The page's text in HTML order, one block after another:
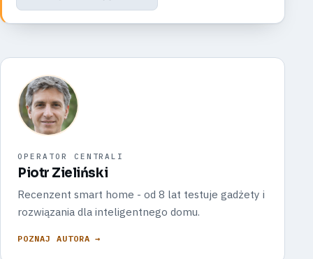
OPERATOR CENTRALI
Piotr Zieliński
Recenzent smart home - od 8 lat testuje gadżety i
rozwiązania dla inteligentnego domu.
POZNAJ AUTORA →